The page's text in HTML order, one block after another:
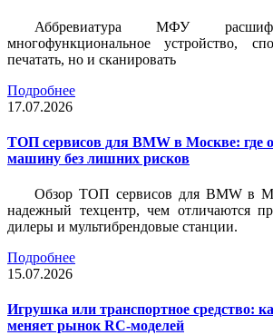
Аббревиатура МФУ
многофункциональное устройство,
печатать, но и сканировать
Подробнее
17.07.2026
ТОП сервисов для BMW в Москве: где
машину без лишних рисков
Обзор ТОП сервисов для BMW в
надежный техцентр, чем отличаются
дилеры и мультибрендовые станции.
Подробнее
15.07.2026
Игрушка или транспортное средство:
меняет рынок RC-моделей